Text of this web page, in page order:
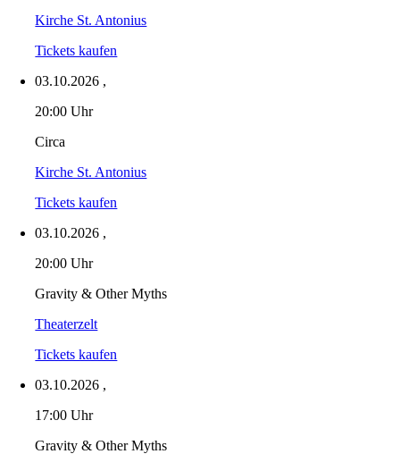
Kirche St. Antonius
Tickets kaufen
03.10.2026 ,
20:00 Uhr
Circa
Kirche St. Antonius
Tickets kaufen
03.10.2026 ,
20:00 Uhr
Gravity & Other Myths
Theaterzelt
Tickets kaufen
03.10.2026 ,
17:00 Uhr
Gravity & Other Myths